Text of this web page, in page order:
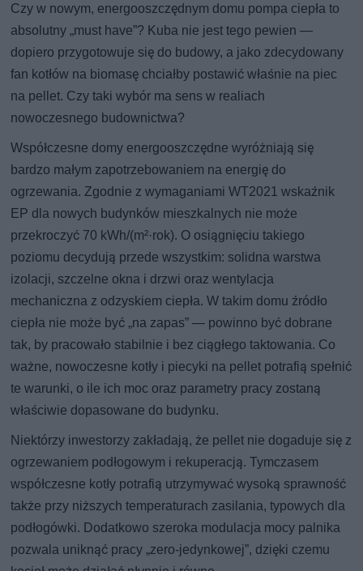
Czy w nowym, energooszczędnym domu pompa ciepła to
absolutny „must have”? Kuba nie jest tego pewien —
dopiero przygotowuje się do budowy, a jako zdecydowany
fan kotłów na biomasę chciałby postawić właśnie na piec
na pellet. Czy taki wybór ma sens w realiach
nowoczesnego budownictwa?
Współczesne domy energooszczędne wyróżniają się
bardzo małym zapotrzebowaniem na energię do
ogrzewania. Zgodnie z wymaganiami WT2021 wskaźnik
EP dla nowych budynków mieszkalnych nie może
przekroczyć 70 kWh/(m²·rok). O osiągnięciu takiego
poziomu decydują przede wszystkim: solidna warstwa
izolacji, szczelne okna i drzwi oraz wentylacja
mechaniczna z odzyskiem ciepła. W takim domu źródło
ciepła nie może być „na zapas” — powinno być dobrane
tak, by pracowało stabilnie i bez ciągłego taktowania. Co
ważne, nowoczesne kotły i piecyki na pellet potrafią spełnić
te warunki, o ile ich moc oraz parametry pracy zostaną
właściwie dopasowane do budynku.
Niektórzy inwestorzy zakładają, że pellet nie dogaduje się z
ogrzewaniem podłogowym i rekuperacją. Tymczasem
współczesne kotły potrafią utrzymywać wysoką sprawność
także przy niższych temperaturach zasilania, typowych dla
podłogówki. Dodatkowo szeroka modulacja mocy palnika
pozwala uniknąć pracy „zero-jedynkowej”, dzięki czemu